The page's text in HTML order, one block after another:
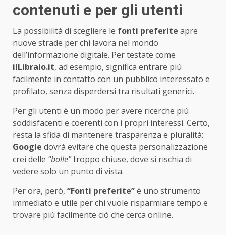
contenuti e per gli utenti
La possibilità di scegliere le fonti preferite apre
nuove strade per chi lavora nel mondo
dell’informazione digitale. Per testate come
ilLibraio.it, ad esempio, significa entrare più
facilmente in contatto con un pubblico interessato e
profilato, senza disperdersi tra risultati generici.
Per gli utenti è un modo per avere ricerche più
soddisfacenti e coerenti con i propri interessi. Certo,
resta la sfida di mantenere trasparenza e pluralità:
Google dovrà evitare che questa personalizzazione
crei delle “bolle”troppo chiuse, dove si rischia di
vedere solo un punto di vista.
Per ora, però, “Fonti preferite”è uno strumento
immediato e utile per chi vuole risparmiare tempo e
trovare più facilmente ciò che cerca online.